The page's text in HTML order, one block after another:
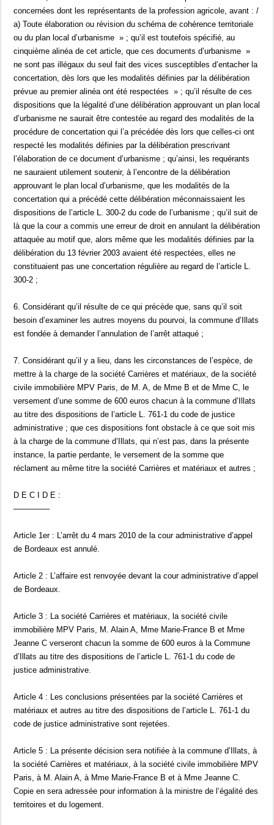
concernées dont les représentants de la profession agricole, avant : /
a) Toute élaboration ou révision du schéma de cohérence territoriale
ou du plan local d’urbanisme » ; qu’il est toutefois spécifié, au
cinquième alinéa de cet article, que ces documents d’urbanisme »
ne sont pas illégaux du seul fait des vices susceptibles d’entacher la
concertation, dès lors que les modalités définies par la délibération
prévue au premier alinéa ont été respectées » ; qu’il résulte de ces
dispositions que la légalité d’une délibération approuvant un plan local
d’urbanisme ne saurait être contestée au regard des modalités de la
procédure de concertation qui l’a précédée dès lors que celles-ci ont
respecté les modalités définies par la délibération prescrivant
l’élaboration de ce document d’urbanisme ; qu’ainsi, les requérants
ne sauraient utilement soutenir, à l’encontre de la délibération
approuvant le plan local d’urbanisme, que les modalités de la
concertation qui a précédé cette délibération méconnaissaient les
dispositions de l’article L. 300-2 du code de l’urbanisme ; qu’il suit de
là que la cour a commis une erreur de droit en annulant la délibération
attaquée au motif que, alors même que les modalités définies par la
délibération du 13 février 2003 avaient été respectées, elles ne
constituaient pas une concertation régulière au regard de l’article L.
300-2 ;
6. Considérant qu’il résulte de ce qui précède que, sans qu’il soit
besoin d’examiner les autres moyens du pourvoi, la commune d’Illats
est fondée à demander l’annulation de l’arrêt attaqué ;
7. Considérant qu’il y a lieu, dans les circonstances de l’espèce, de
mettre à la charge de la société Carrières et matériaux, de la société
civile immobilière MPV Paris, de M. A, de Mme B et de Mme C, le
versement d’une somme de 600 euros chacun à la commune d’Illats
au titre des dispositions de l’article L. 761-1 du code de justice
administrative ; que ces dispositions font obstacle à ce que soit mis
à la charge de la commune d’Illats, qui n’est pas, dans la présente
instance, la partie perdante, le versement de la somme que
réclament au même titre la société Carrières et matériaux et autres ;
D E C I D E :
————–
Article 1er : L’arrêt du 4 mars 2010 de la cour administrative d’appel
de Bordeaux est annulé.
Article 2 : L’affaire est renvoyée devant la cour administrative d’appel
de Bordeaux.
Article 3 : La société Carrières et matériaux, la société civile
immobilière MPV Paris, M. Alain A, Mme Marie-France B et Mme
Jeanne C verseront chacun la somme de 600 euros à la Commune
d’Illats au titre des dispositions de l’article L. 761-1 du code de
justice administrative.
Article 4 : Les conclusions présentées par la société Carrières et
matériaux et autres au titre des dispositions de l’article L. 761-1 du
code de justice administrative sont rejetées.
Article 5 : La présente décision sera notifiée à la commune d’Illats, à
la société Carrières et matériaux, à la société civile immobilière MPV
Paris, à M. Alain A, à Mme Marie-France B et à Mme Jeanne C.
Copie en sera adressée pour information à la ministre de l’égalité des
territoires et du logement.